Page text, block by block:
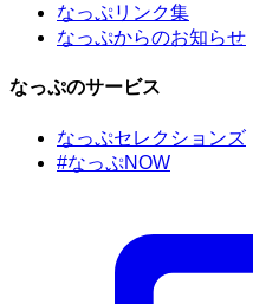
なっぷリンク集
なっぷからのお知らせ
なっぷのサービス
なっぷセレクションズ
#なっぷNOW